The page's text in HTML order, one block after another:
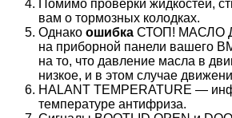
Помимо проверки жидкостей,
вам о тормозных колодках.
Однако ошибка СТОП! МАСЛО
на приборной панели вашего
на то, что давление масла в
низкое, и в этом случае
HALANT TEMPERATURE —
температуре антифриза.